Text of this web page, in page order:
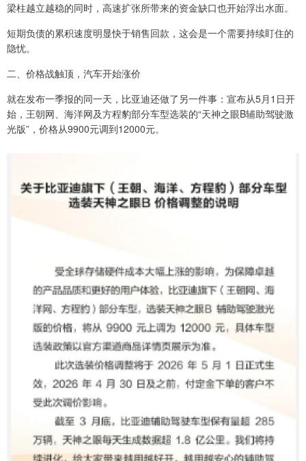
梁柱越立越稳的同时，高速扩张所带来的资金缺口也开始浮出水面。
短期负债的累积速度明显快于销售回款，这会是一个需要持续盯住的
隐忧。
二、价格战触顶，汽车开始涨价
就在发布一季报的同一天，比亚迪还做了另一件事：宣布从5月1日开
始，王朝网、海洋网及方程豹部分车型选装的“天神之眼B辅助驾驶激
光版”，价格从9900元调到12000元。